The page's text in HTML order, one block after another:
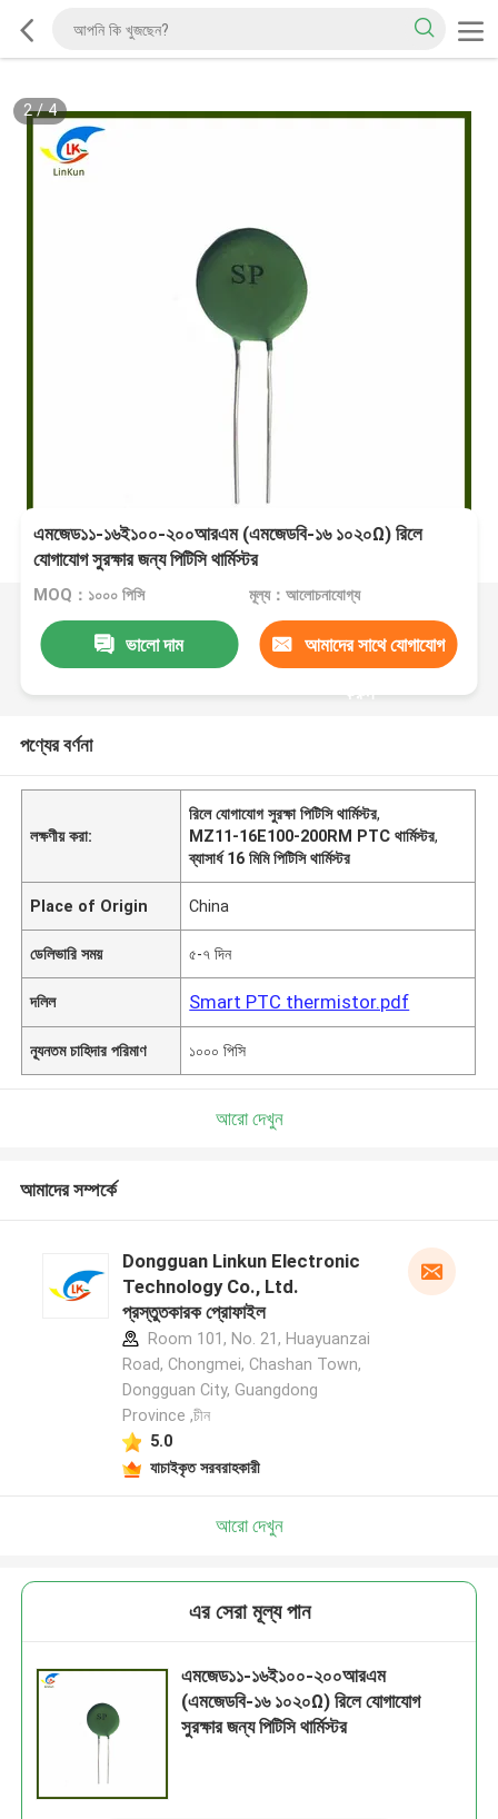
2/4
এমজেড১১-১৬ই১০০-২০০আরএম (এমজেডবি-১৬ ১০২০Ω) রিলে
যোগাযোগ সুরক্ষার জন্য পিটিসি থার্মিস্টর
MOQ：১০০০ পিসি মূল্য：আলোচনাযোগ্য
ভালো দাম আমাদের সাথে যোগাযোগ
করুন
পণ্যের বর্ণনা
লক্ষণীয় করা:
রিলে যোগাযোগ সুরক্ষা পিটিসি থার্মিস্টর,
MZ11-16E100-200RM PTC থার্মিস্টর,
ব্যাসার্ধ 16 মিমি পিটিসি থার্মিস্টর
Place of Origin China
ডেলিভারি সময় ৫-৭ দিন
দলিল Smart PTC thermistor.pdf
ন্যূনতম চাহিদার পরিমাণ ১০০০ পিসি
আরো দেখুন
আমাদের সম্পর্কে
Dongguan Linkun Electronic
Technology Co., Ltd.
প্রস্তুতকারক প্রোফাইল
Room 101, No. 21, Huayuanzai
Road, Chongmei, Chashan Town,
Dongguan City, Guangdong
Province ,চীন
5.0
যাচাইকৃত সরবরাহকারী
আরো দেখুন
এর সেরা মূল্য পান
এমজেড১১-১৬ই১০০-২০০আরএম
(এমজেডবি-১৬ ১০২০Ω) রিলে যোগাযোগ
সুরক্ষার জন্য পিটিসি থার্মিস্টর